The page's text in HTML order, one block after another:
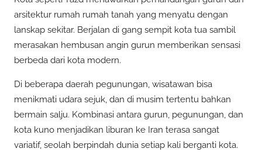
arsitektur rumah rumah tanah yang menyatu dengan
lanskap sekitar. Berjalan di gang sempit kota tua sambil
merasakan hembusan angin gurun memberikan sensasi
berbeda dari kota modern.
Di beberapa daerah pegunungan, wisatawan bisa
menikmati udara sejuk, dan di musim tertentu bahkan
bermain salju. Kombinasi antara gurun, pegunungan, dan
kota kuno menjadikan liburan ke Iran terasa sangat
variatif, seolah berpindah dunia setiap kali berganti kota.